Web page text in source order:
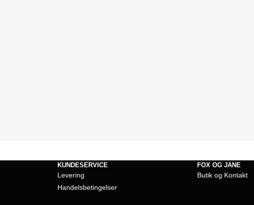
KUNDESERVICE
Levering
Handelsbetingelser
FOX OG JANE
Butik og Kontakt